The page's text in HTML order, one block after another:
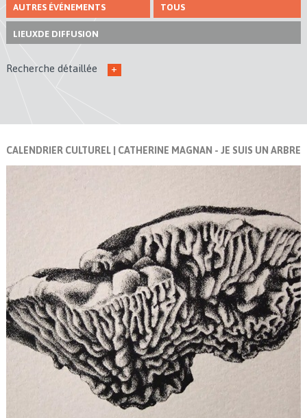
AUTRES ÉVÉNEMENTS TOUS
LIEUXDE DIFFUSION
Recherche détaillée +
CALENDRIER CULTUREL| CATHERINE MAGNAN - JE SUIS UN ARBRE